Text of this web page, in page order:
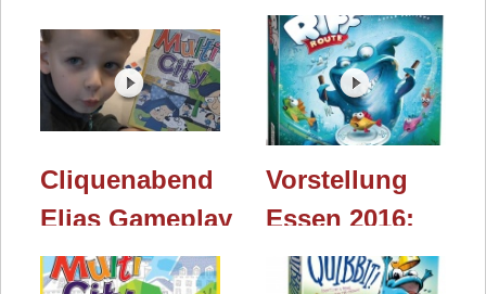
Jahre - Teil 238
TEIL 107: Riff
Route (Logis)
Cliquenabend
Elias Gameplay
TEIL 106: Multi
Vorstellung
Essen 2016:
Riff Route